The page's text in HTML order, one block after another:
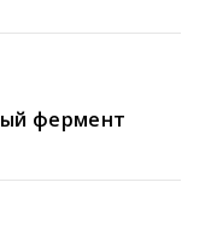
фермент